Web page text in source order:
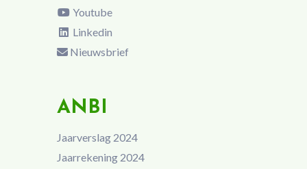
Youtube
Linkedin
Nieuwsbrief
ANBI
Jaarverslag 2024
Jaarrekening 2024